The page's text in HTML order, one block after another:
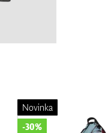
Novinka
-30%